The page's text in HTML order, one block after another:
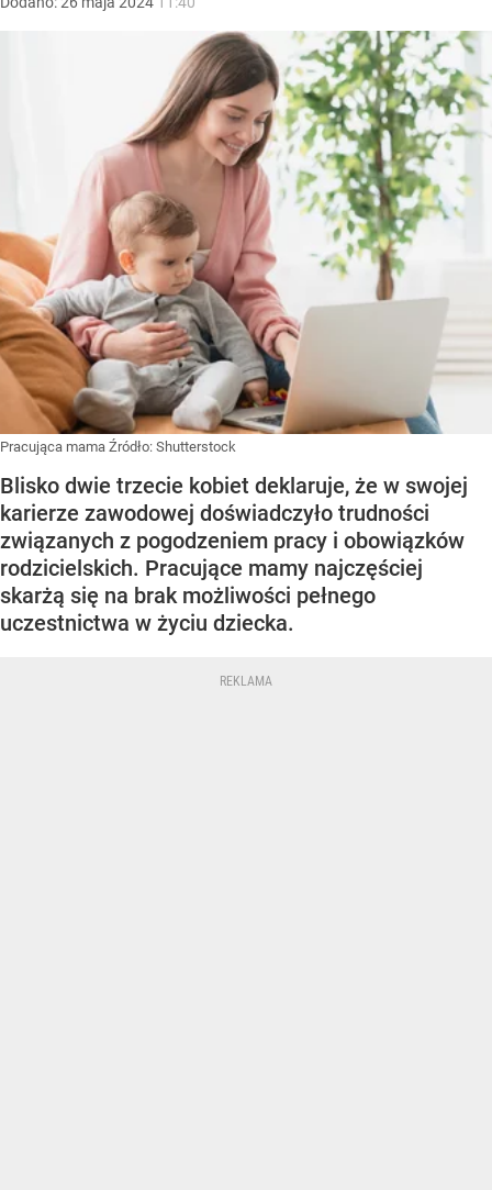
Pracująca mama Źródło: Shutterstock
Blisko dwie trzecie kobiet deklaruje, że w swojej
karierze zawodowej doświadczyło trudności
związanych z pogodzeniem pracy i obowiązków
rodzicielskich. Pracujące mamy najczęściej
skarżą się na brak możliwości pełnego
uczestnictwa w życiu dziecka.